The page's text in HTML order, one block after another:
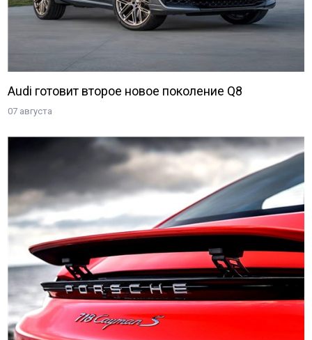
Audi готовит второе новое поколение Q8
07 августа